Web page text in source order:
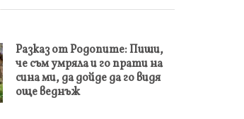
Разказ от Родопите: Пиши,
че съм умряла и го прати на
сина ми, да дойде да го видя
още веднъж